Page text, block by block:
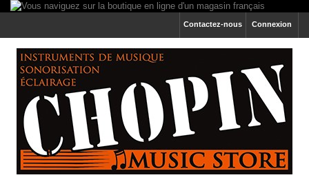
Connexion
Contactez-nous